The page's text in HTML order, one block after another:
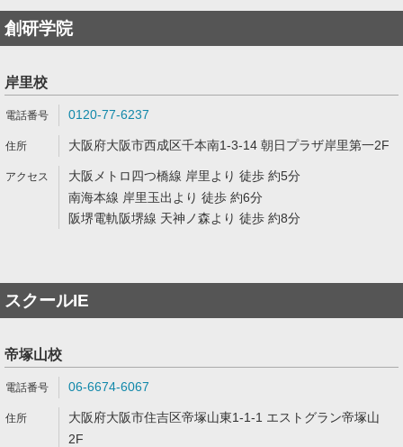
創研学院
岸里校
0120-77-6237
大阪府大阪市西成区千本南1-3-14 朝日プラザ岸里第一2F
大阪メトロ四つ橋線 岸里より 徒歩 約5分
南海本線 岸里玉出より 徒歩 約6分
阪堺電軌阪堺線 天神ノ森より 徒歩 約8分
スクールIE
帝塚山校
06-6674-6067
大阪府大阪市住吉区帝塚山東1-1-1 エストグラン帝塚山
2F